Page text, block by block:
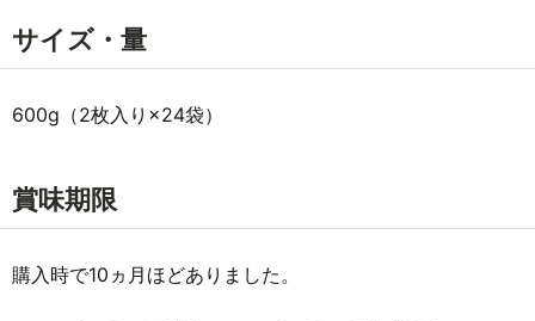
サイズ・量
600g（2枚入り×24袋）
賞味期限
購入時で10ヵ月ほどありました。